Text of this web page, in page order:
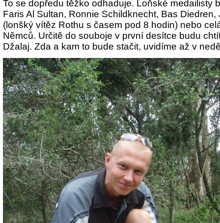
To se dopředu těžko odhaduje. Loňské medailisty
Faris Al Sultan, Ronnie Schildknecht, Bas
(lonšký vítěz Rothu s časem pod 8 hodin) nebo
Němců. Určitě do souboje v první desítce budu
Džalaj. Zda a kam to bude stačit, uvidíme až v